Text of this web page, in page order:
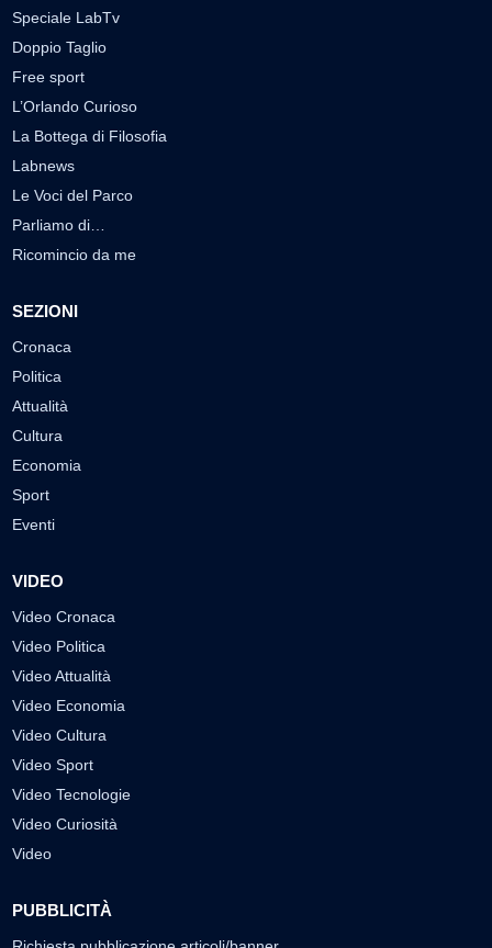
Speciale LabTv
Doppio Taglio
Free sport
L’Orlando Curioso
La Bottega di Filosofia
Labnews
Le Voci del Parco
Parliamo di…
Ricomincio da me
SEZIONI
Cronaca
Politica
Attualità
Cultura
Economia
Sport
Eventi
VIDEO
Video Cronaca
Video Politica
Video Attualità
Video Economia
Video Cultura
Video Sport
Video Tecnologie
Video Curiosità
Video
PUBBLICITÀ